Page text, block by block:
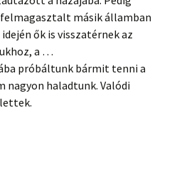
másik államban
ők is visszatérnek az
a …
próbáltunk bármit tenni a
nagyon haladtunk. Valódi